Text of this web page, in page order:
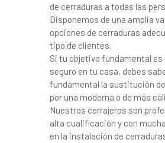
de cerraduras a todas las
Disponemos de una amplia
opciones de cerraduras
tipo de clientes.
Si tu objetivo fundamental es
seguro en tu casa, debes
fundamental la sustitución
por una moderna o de más
Nuestros cerrajeros son
alta cualificación y con
en la instalación de